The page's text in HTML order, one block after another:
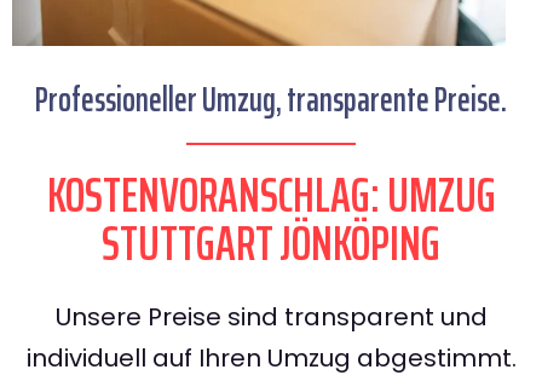
Professioneller Umzug, transparente Preise.
KOSTENVORANSCHLAG: UMZUG
STUTTGART JÖNKÖPING
Unsere Preise sind transparent und
individuell auf Ihren Umzug abgestimmt.